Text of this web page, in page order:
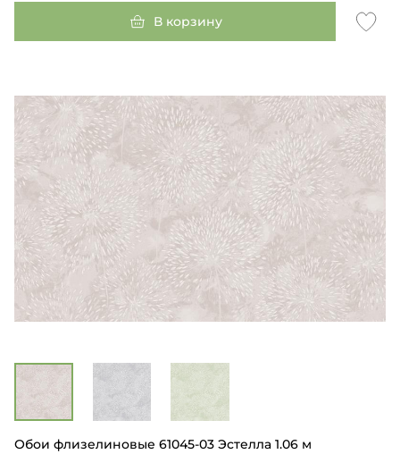
В корзину
Обои флизелиновые 61045-03 Эстелла 1.06 м